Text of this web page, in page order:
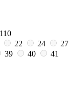
110
22 24 27
39 40 41